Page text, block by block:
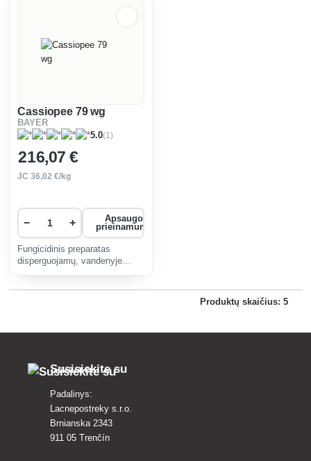
Cassiopee 79 wg
BAYER
5.0(1)
216,07 €
JC36,02 €/kg
− +
Apsaugos
prieinamumas
Fungicidinis preparatas
disperguojamų, vandenyje
Produktų skaičius: 5
Susisiekite su
Padalinys:
Lacnepostreky s.r.o.
Brnianska 2343
911 05 Trenčín